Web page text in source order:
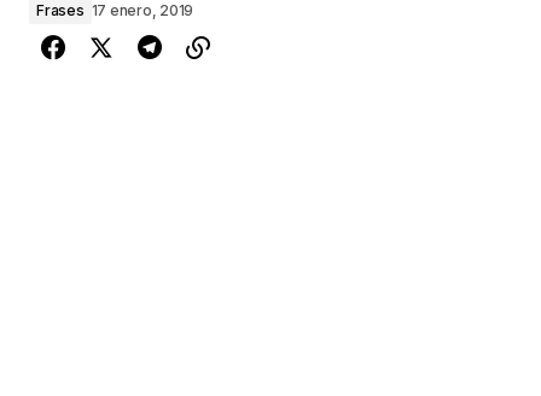
Frases 17 enero, 2019